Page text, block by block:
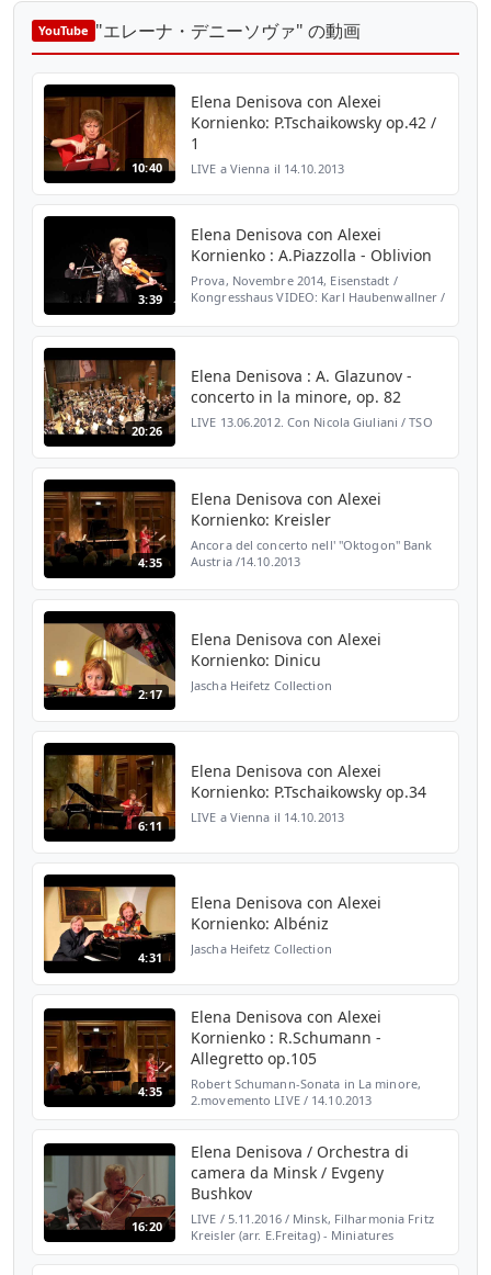
YouTube "エレーナ・デニーソヴァ" の動画
10:40
Elena Denisova con Alexei
Kornienko: P.Tschaikowsky op.42 /
1
LIVE a Vienna il 14.10.2013
3:39
Elena Denisova con Alexei
Kornienko : A.Piazzolla - Oblivion
Prova, Novembre 2014, Eisenstadt /
Kongresshaus VIDEO: Karl Haubenwallner /
20:26
Elena Denisova : А. Glazunov -
concerto in la minore, op. 82
LIVE 13.06.2012. Con Nicola Giuliani / TSO
4:35
Elena Denisova con Alexei
Kornienko: Kreisler
Ancora del concerto nell' "Oktogon" Bank
Austria /14.10.2013
2:17
Elena Denisova con Alexei
Kornienko: Dinicu
Jascha Heifetz Collection
6:11
Elena Denisova con Alexei
Kornienko: P.Tschaikowsky оp.34
LIVE a Vienna il 14.10.2013
4:31
Elena Denisova con Alexei
Kornienko: Albéniz
Jascha Heifetz Collection
4:35
Elena Denisova con Alexei
Kornienko : R.Schumann -
Allegretto op.105
Robert Schumann-Sonata in La minore,
2.movemento LIVE / 14.10.2013
16:20
Elena Denisova / Orchestra di
camera da Minsk / Evgeny
Bushkov
LIVE / 5.11.2016 / Minsk, Filharmonia Fritz
Kreisler (arr. E.Freitag) - Miniatures